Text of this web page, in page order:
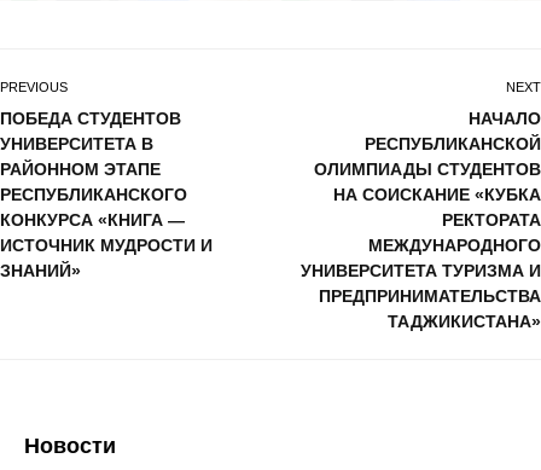
PREVIOUS
ПОБЕДА СТУДЕНТОВ
УНИВЕРСИТЕТА В
РАЙОННОМ ЭТАПЕ
РЕСПУБЛИКАНСКОГО
КОНКУРСА «КНИГА —
ИСТОЧНИК МУДРОСТИ И
ЗНАНИЙ»
NEXT
НАЧАЛО
РЕСПУБЛИКАНСКОЙ
ОЛИМПИАДЫ СТУДЕНТОВ
НА СОИСКАНИЕ «КУБКА
РЕКТОРАТА
МЕЖДУНАРОДНОГО
УНИВЕРСИТЕТА ТУРИЗМА И
ПРЕДПРИНИМАТЕЛЬСТВА
ТАДЖИКИСТАНА»
Новости